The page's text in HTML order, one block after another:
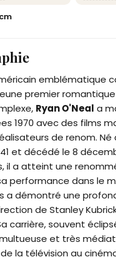
emblématique
premier
Ryan O'Neal a
1970 avec des films
de renom. Né
et décédé le 8
il a atteint une
performance dans le
a démontré une
de Stanley
carrière, souvent
et très
la télévision au